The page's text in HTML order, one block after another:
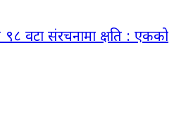
वटा संरचनामा क्षति : एकको